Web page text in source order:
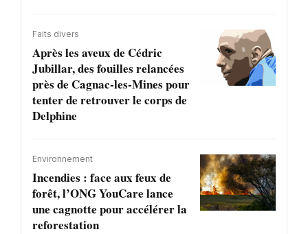
Faits divers
Après les aveux de Cédric
Jubillar, des fouilles relancées
près de Cagnac-les-Mines pour
tenter de retrouver le corps de
Delphine
Environnement
Incendies : face aux feux de
forêt, l’ONG YouCare lance
une cagnotte pour accélérer la
reforestation